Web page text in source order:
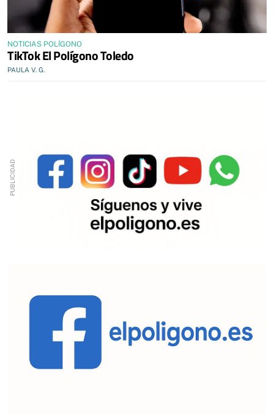
NOTICIAS POLÍGONO
TikTok El Polígono Toledo
PAULA V. G.